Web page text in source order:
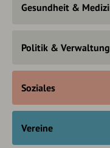
Gesundheit &
Politik & Verwaltung
Soziales
Vereine